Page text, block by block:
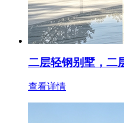
二层轻钢别墅，二
查看详情